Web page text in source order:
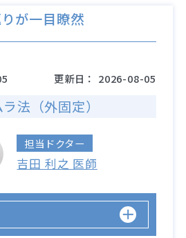
が一目瞭然
更新日： 2026-08-05
法（外固定）
担当ドクター
吉田 利之 医師